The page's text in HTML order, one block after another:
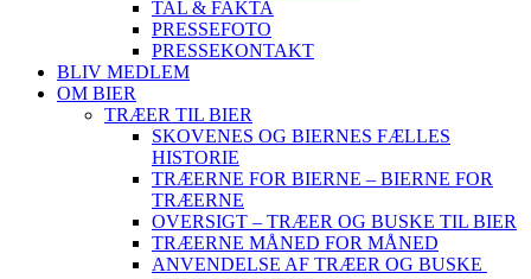
TAL & FAKTA
PRESSEFOTO
PRESSEKONTAKT
BLIV MEDLEM
OM BIER
TRÆER TIL BIER
SKOVENES OG BIERNES FÆLLES
HISTORIE
TRÆERNE FOR BIERNE – BIERNE FOR
TRÆERNE
OVERSIGT – TRÆER OG BUSKE TIL BIER
TRÆERNE MÅNED FOR MÅNED
ANVENDELSE AF TRÆER OG BUSKE